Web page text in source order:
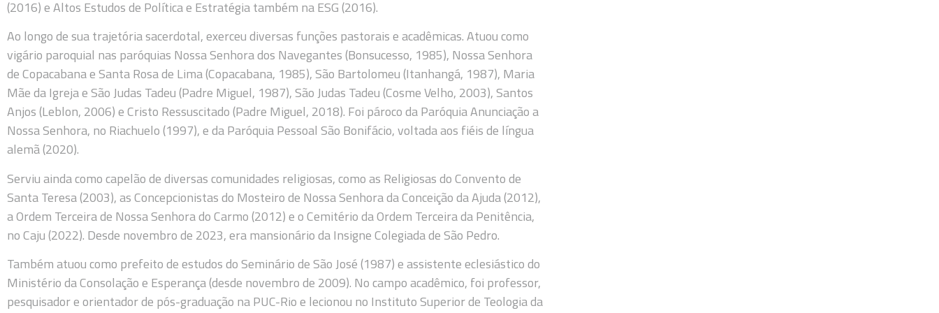
(2016) e Altos Estudos de Política e Estratégia também na ESG (2016).
Ao longo de sua trajetória sacerdotal, exerceu diversas funções pastorais e acadêmicas. Atuou como
vigário paroquial nas paróquias Nossa Senhora dos Navegantes (Bonsucesso, 1985), Nossa Senhora
de Copacabana e Santa Rosa de Lima (Copacabana, 1985), São Bartolomeu (Itanhangá, 1987), Maria
Mãe da Igreja e São Judas Tadeu (Padre Miguel, 1987), São Judas Tadeu (Cosme Velho, 2003), Santos
Anjos (Leblon, 2006) e Cristo Ressuscitado (Padre Miguel, 2018). Foi pároco da Paróquia Anunciação a
Nossa Senhora, no Riachuelo (1997), e da Paróquia Pessoal São Bonifácio, voltada aos fiéis de língua
alemã (2020).
Serviu ainda como capelão de diversas comunidades religiosas, como as Religiosas do Convento de
Santa Teresa (2003), as Concepcionistas do Mosteiro de Nossa Senhora da Conceição da Ajuda (2012),
a Ordem Terceira de Nossa Senhora do Carmo (2012) e o Cemitério da Ordem Terceira da Penitência,
no Caju (2022). Desde novembro de 2023, era mansionário da Insigne Colegiada de São Pedro.
Também atuou como prefeito de estudos do Seminário de São José (1987) e assistente eclesiástico do
Ministério da Consolação e Esperança (desde novembro de 2009). No campo acadêmico, foi professor,
pesquisador e orientador de pós-graduação na PUC-Rio e lecionou no Instituto Superior de Teologia da